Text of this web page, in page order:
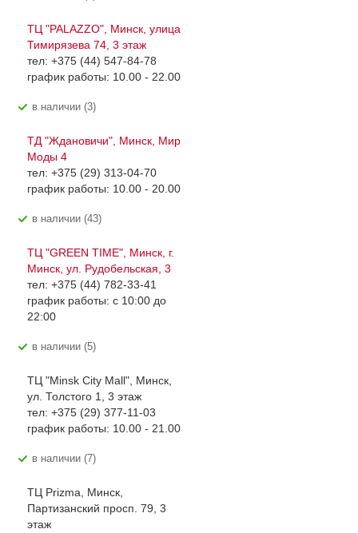
ТЦ "PALAZZO", Минск, улица
Тимирязева 74, 3 этаж
тел: +375 (44) 547-84-78
график работы: 10.00 - 22.00
В наличии (3)
ТД "Ждановичи", Минск, Мир
Моды 4
тел: +375 (29) 313-04-70
график работы: 10.00 - 20.00
В наличии (43)
ТЦ "GREEN TIME", Минск, г.
Минск, ул. Рудобельская, 3
тел: +375 (44) 782-33-41
график работы: с 10:00 до
22:00
В наличии (5)
ТЦ "Minsk City Mall", Минск,
ул. Толстого 1, 3 этаж
тел: +375 (29) 377-11-03
график работы: 10.00 - 21.00
В наличии (7)
ТЦ Prizma, Минск,
Партизанский просп. 79, 3
этаж